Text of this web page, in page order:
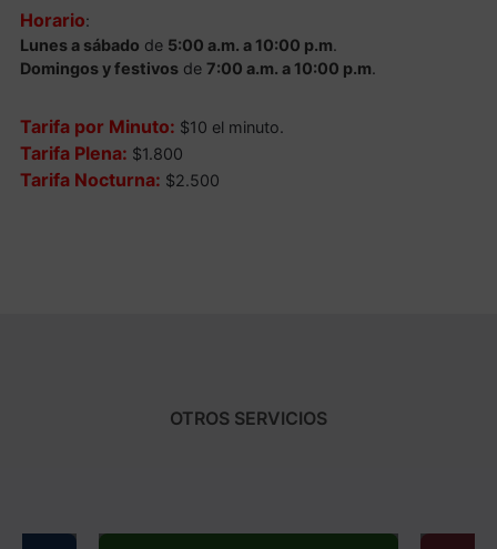
Horario:
Lunes a sábado de 5:00 a.m. a 10:00 p.m.
Domingos y festivos de 7:00 a.m. a 10:00 p.m.
Tarifa por Minuto: $10 el minuto.
Tarifa Plena: $1.800
Tarifa Nocturna: $2.500
OTROS SERVICIOS